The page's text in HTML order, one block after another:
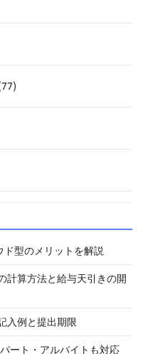
型のメリットを解説
計算方法と給与天引きの開
入例と提出期限
ート・アルバイトも対応